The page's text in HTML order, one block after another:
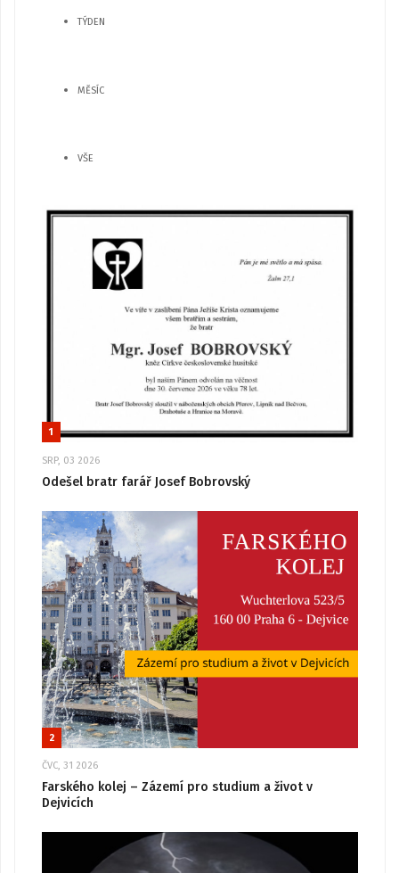
TÝDEN
MĚSÍC
VŠE
1
SRP, 03 2026
Odešel bratr farář Josef Bobrovský
2
ČVC, 31 2026
Farského kolej – Zázemí pro studium a život v
Dejvicích